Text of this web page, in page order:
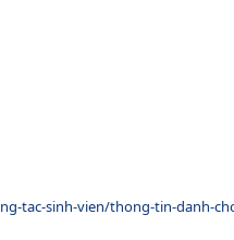
tac-sinh-vien/thong-tin-danh-